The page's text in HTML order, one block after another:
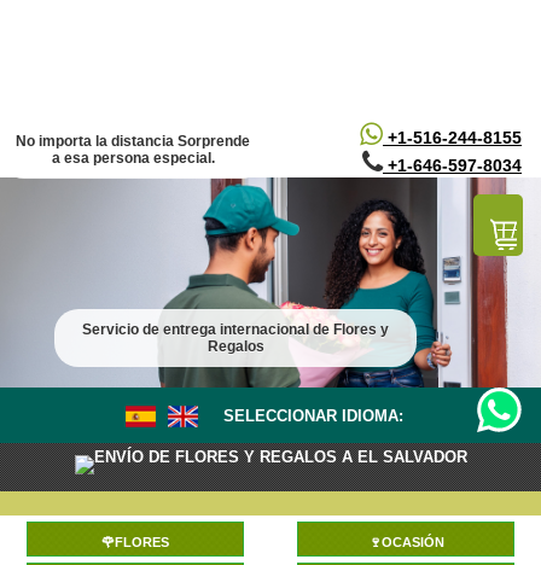
+1-516-244-8155
+1-646-597-8034
No importa la distancia Sorprende
a esa persona especial.
Servicio de entrega internacional de Flores y
Regalos
SELECCIONAR IDIOMA:
ENVÍO DE FLORES Y REGALOS A EL SALVADOR
🌹FLORES 🍷OCASIÓN